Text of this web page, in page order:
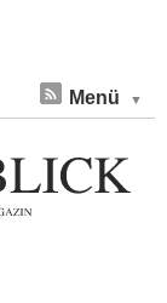
Menü